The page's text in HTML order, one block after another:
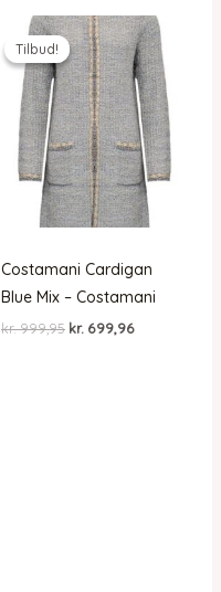
Tilbud!
Tilbud!
Costamani Cardigan
Blue Mix – Costamani
kr.999,95 Den
kr. 699,96Den